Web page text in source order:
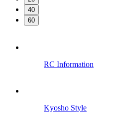
40
60
RC Information
Kyosho Style